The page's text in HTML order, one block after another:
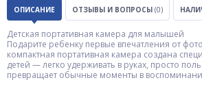
ОПИСАНИЕ ОТЗЫВЫ И ВОПРОСЫ (0)
Детская портативная камера для малышей
Подарите ребенку первые впечатления от
компактная портативная камера создана
детей — легко удерживать в руках, просто
превращает обычные моменты в